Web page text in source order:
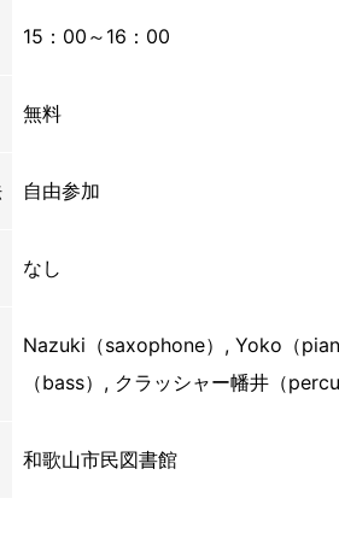
15：00～16：00
無料
自由参加
なし
Nazuki（saxophone）, Yoko（
（bass）, クラッシャー幡井（
和歌山市民図書館